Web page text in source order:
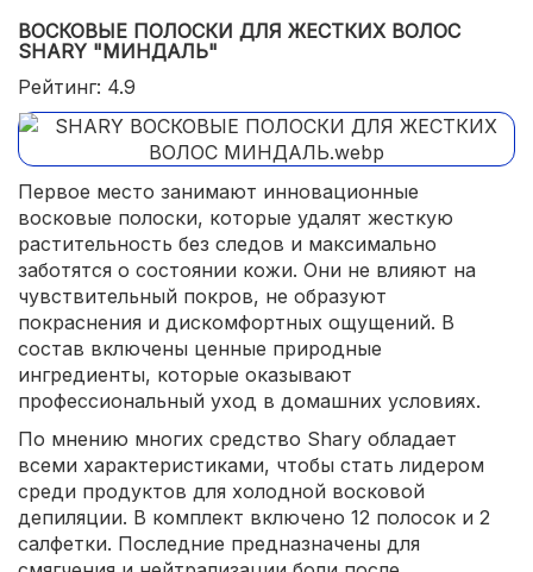
ВОСКОВЫЕ ПОЛОСКИ ДЛЯ ЖЕСТКИХ ВОЛОС
SHARY "МИНДАЛЬ"
Рейтинг: 4.9
Первое место занимают инновационные
восковые полоски, которые удалят жесткую
растительность без следов и максимально
заботятся о состоянии кожи. Они не влияют на
чувствительный покров, не образуют
покраснения и дискомфортных ощущений. В
состав включены ценные природные
ингредиенты, которые оказывают
профессиональный уход в домашних условиях.
По мнению многих средство Shary обладает
всеми характеристиками, чтобы стать лидером
среди продуктов для холодной восковой
депиляции. В комплект включено 12 полосок и 2
салфетки. Последние предназначены для